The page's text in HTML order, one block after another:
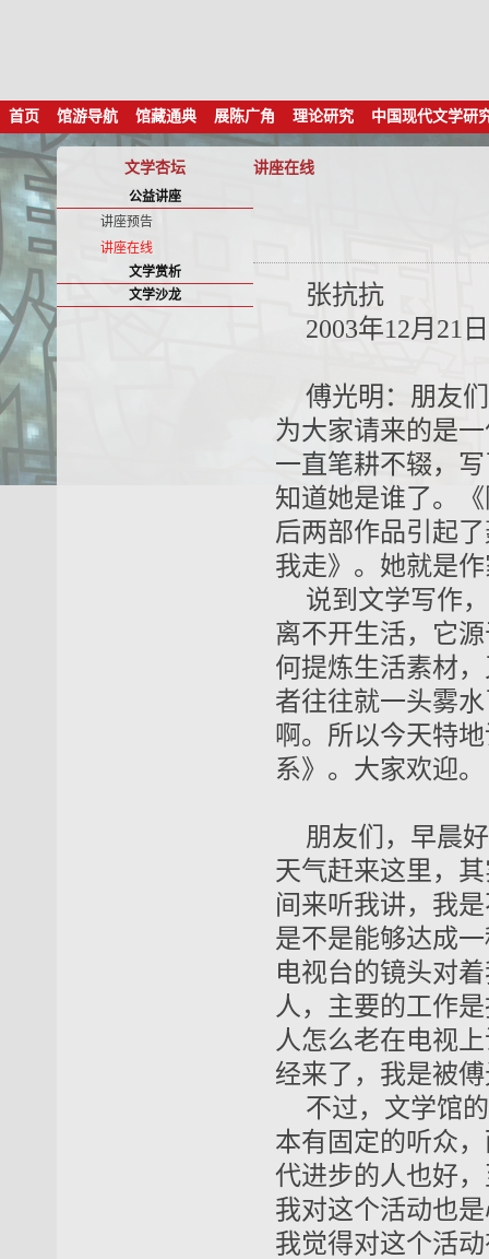
首页 馆游导航 馆藏通典 展陈广角 理论研究 中国现代文学研
文学杏坛 讲座在线
公益讲座
讲座预告
讲座在线
文学赏析
文学沙龙
张抗抗
2003年12月21日
傅光明：朋友
为大家请来的是
一直笔耕不辍，
知道她是谁了。
后两部作品引起
我走》。她就是
说到文学写作
离不开生活，它
何提炼生活素材
者往往就一头雾
啊。所以今天特
系》。大家欢迎。
朋友们，早晨
天气赶来这里，
间来听我讲，我
是不是能够达成
电视台的镜头对
人，主要的工作
人怎么老在电视
经来了，我是被
不过，文学馆
本有固定的听众
代进步的人也好
我对这个活动也
我觉得对这个活